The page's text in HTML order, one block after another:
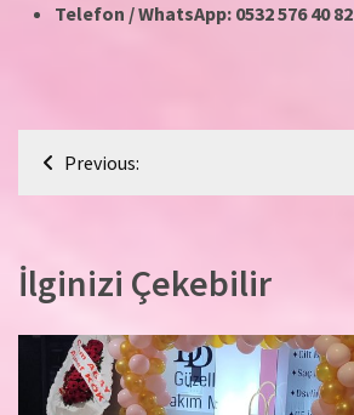
Telefon / WhatsApp: 0532 576 40 82
Yazı
gezinmesi
Previous:
İlginizi Çekebilir